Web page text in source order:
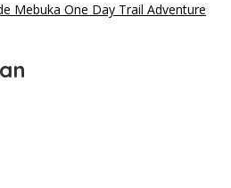
Mebuka One Day Trail Adventure